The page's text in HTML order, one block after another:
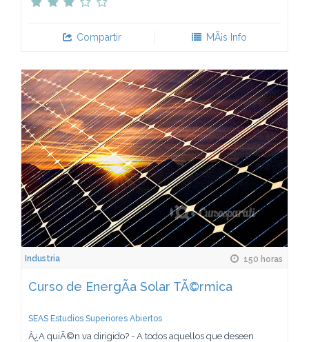
Compartir MÃ¡s Info
Industria 150 horas
Curso de EnergÃ­a Solar TÃ©rmica
SEAS Estudios Superiores Abiertos
Â¿A quiÃ©n va dirigido? - A todos aquellos que deseen